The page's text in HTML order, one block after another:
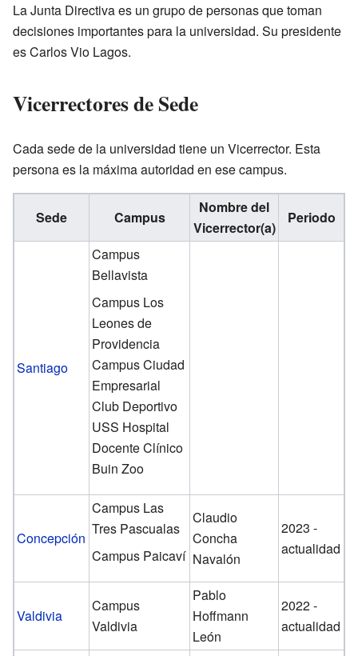
La Junta Directiva es un grupo de personas que toman
decisiones importantes para la universidad. Su presidente
es Carlos Vio Lagos.
Vicerrectores de Sede
Cada sede de la universidad tiene un Vicerrector. Esta
persona es la máxima autoridad en ese campus.
Sede Campus
Nombre del
Vicerrector(a)
Periodo
Santiago
Campus
Bellavista
Campus Los
Leones de
Providencia
Campus Ciudad
Empresarial
Club Deportivo
USS Hospital
Docente Clínico
Buin Zoo
Concepción
Campus Las
Tres Pascualas
Campus Paicaví
Claudio
Concha
Navalón
2023 -
actualidad
Valdivia
Campus
Valdivia
Pablo
Hoffmann
León
2022 -
actualidad